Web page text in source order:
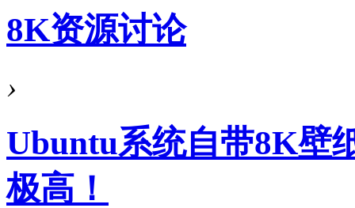
8K资源讨论
›
Ubuntu系统自带8K壁
极高！